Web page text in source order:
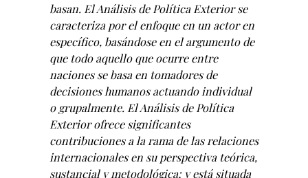
basan. El Análisis de Política Exterior se
caracteriza por el enfoque en un actor en
específico, basándose en el argumento de
que todo aquello que ocurre entre
naciones se basa en tomadores de
decisiones humanos actuando individual
o grupalmente. El Análisis de Política
Exterior ofrece significantes
contribuciones a la rama de las relaciones
internacionales en su perspectiva teórica,
sustancial y metodológica; y está situada